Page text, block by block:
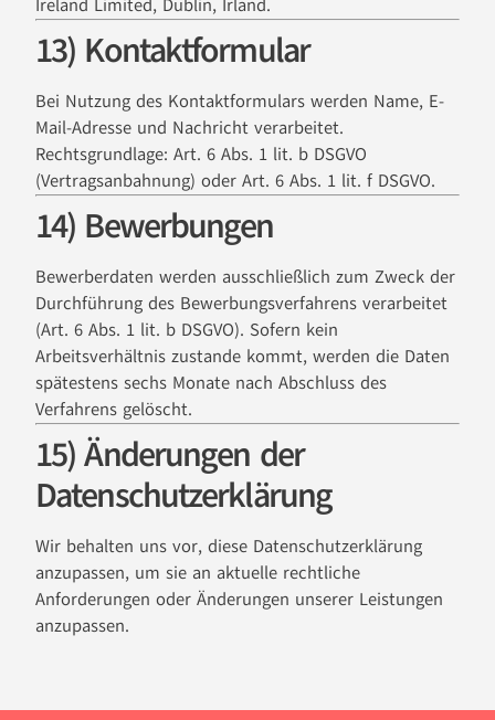
Ireland Limited, Dublin, Irland.
13) Kontaktformular
Bei Nutzung des Kontaktformulars werden Name, E-
Mail-Adresse und Nachricht verarbeitet.
Rechtsgrundlage: Art. 6 Abs. 1 lit. b DSGVO
(Vertragsanbahnung) oder Art. 6 Abs. 1 lit. f DSGVO.
14) Bewerbungen
Bewerberdaten werden ausschließlich zum Zweck der
Durchführung des Bewerbungsverfahrens verarbeitet
(Art. 6 Abs. 1 lit. b DSGVO). Sofern kein
Arbeitsverhältnis zustande kommt, werden die Daten
spätestens sechs Monate nach Abschluss des
Verfahrens gelöscht.
15) Änderungen der
Datenschutzerklärung
Wir behalten uns vor, diese Datenschutzerklärung
anzupassen, um sie an aktuelle rechtliche
Anforderungen oder Änderungen unserer Leistungen
anzupassen.